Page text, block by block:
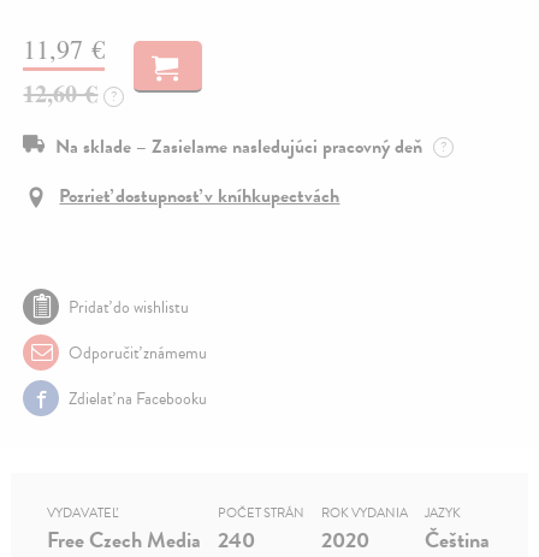
11,97 €
12,60 € ?
Na sklade – Zasielame nasledujúci pracovný deň ?
Pozrieť dostupnosť v kníhkupectvách
Pridať do wishlistu
Odporučiť známemu
Zdielať na Facebooku
VYDAVATEĽ
Free Czech Media
POČET STRÁN
240
ROK VYDANIA
2020
JAZYK
Čeština